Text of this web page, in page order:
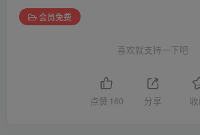
会员免费
喜欢就支持一下吧
点赞 160 分享